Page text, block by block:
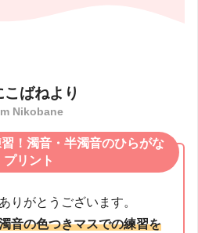
こばねより
Nikobane
！濁音・半濁音のひらがな
プリント
りがとうございます。
音の色つきマスでの練習を